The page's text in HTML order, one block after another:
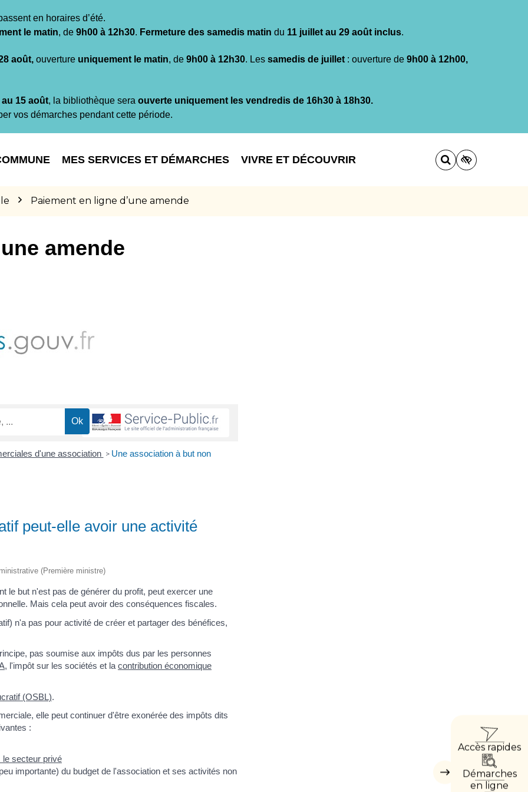
en horaires d’été.
le matin, de 9h00 à 12h30. Fermeture des samedis matin du 11 juillet au 29 août inclus.
août, ouverture uniquement le matin, de 9h00 à 12h30. Les samedis de juillet : ouverture de 9h00 à 12h00,
15 août, la bibliothèque sera ouverte uniquement les vendredis de 16h30 à 18h30.
vos démarches pendant cette période.
MES SERVICES ET DÉMARCHES VIVRE ET DÉCOUVRIR
Paiement en ligne d’une amende
Masquer
Accès rapides
Démarches
en ligne
amende
d'une association > Une association à but non
peut-elle avoir une activité
(Première ministre)
le but n'est pas de générer du profit, peut exercer une
Mais cela peut avoir des conséquences fiscales.
n'a pas pour activité de créer et partager des bénéfices,
pas soumise aux impôts dus par les personnes
, l'impôt sur les sociétés et la contribution économique
(OSBL).
elle peut continuer d'être exonérée des impôts dits
:
secteur privé
importante) du budget de l'association et ses activités non